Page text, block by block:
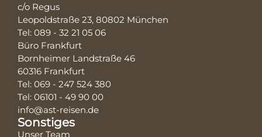
c/o Regus
Leopoldstraße 23, 80802 München
Tel: 089 - 32 21 05 06
Büro Frankfurt
Bornheimer Landstraße 46
60316 Frankfurt
Tel: 069 - 247 524 380
Tel: 06101 - 49 90 00
info@ast-reisen.de
Sonstiges
Unser Team